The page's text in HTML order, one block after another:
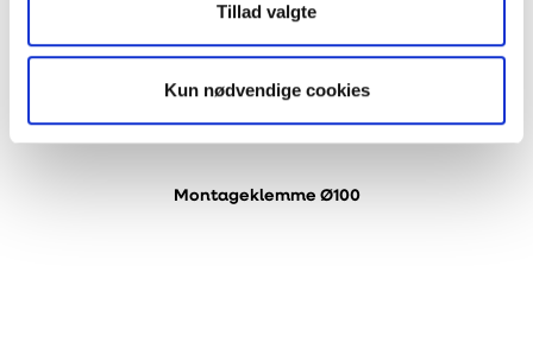
Tillad valgte
Kun nødvendige cookies
Montageklemme Ø100